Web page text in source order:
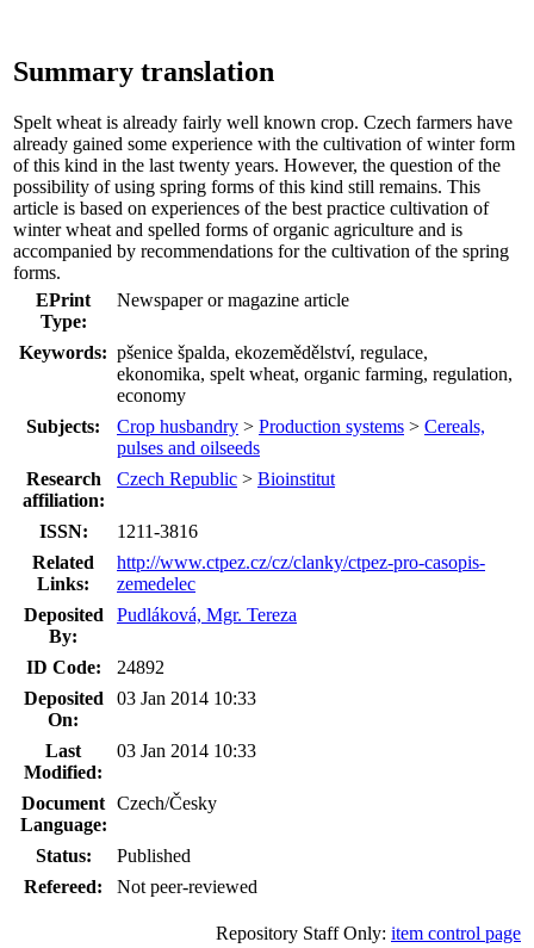
Summary translation
Spelt wheat is already fairly well known crop. Czech farmers have
already gained some experience with the cultivation of winter form
of this kind in the last twenty years. However, the question of the
possibility of using spring forms of this kind still remains. This
article is based on experiences of the best practice cultivation of
winter wheat and spelled forms of organic agriculture and is
accompanied by recommendations for the cultivation of the spring
forms.
EPrint
Type:
Newspaper or magazine article
Keywords: pšenice špalda, ekozemědělství, regulace,
ekonomika, spelt wheat, organic farming, regulation,
economy
Subjects:
Crop husbandry > Production systems > Cereals,
pulses and oilseeds
Research
affiliation:
Czech Republic > Bioinstitut
ISSN:
1211-3816
Related
Links:
http://www.ctpez.cz/cz/clanky/ctpez-pro-casopis-
zemedelec
Deposited
By:
Pudláková, Mgr. Tereza
ID Code:
24892
Deposited
On:
03 Jan 2014 10:33
Last
Modified:
03 Jan 2014 10:33
Document
Language:
Czech/Česky
Status:
Published
Refereed:
Not peer-reviewed
Repository Staff Only: item control page